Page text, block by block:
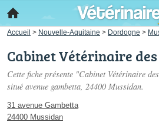
Accueil > Nouvelle-Aquitaine > Dordogne >
Cabinet Vétérinaire
Cette fiche présente "Cabinet Vétérinaire
situé avenue gambetta, 24400 Mussidan.
31 avenue Gambetta
24400 Mussidan